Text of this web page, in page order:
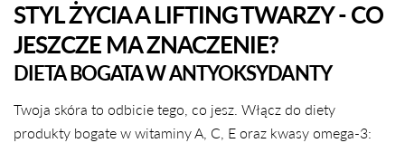
STYL ŻYCIA A LIFTING TWARZY - CO
JESZCZE MA ZNACZENIE?
DIETA BOGATA W ANTYOKSYDANTY
Twoja skóra to odbicie tego, co jesz. Włącz do diety
produkty bogate w witaminy A, C, E oraz kwasy omega-3: